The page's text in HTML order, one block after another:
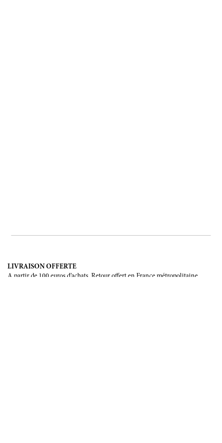
LIVRAISON OFFERTE
A partir de 100 euros d’achats. Retour offert en France métropolitaine,